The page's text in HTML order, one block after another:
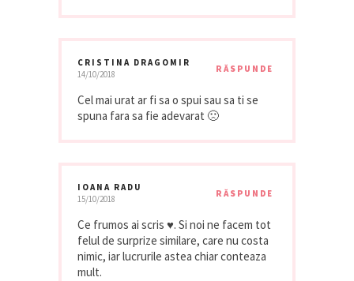
CRISTINA DRAGOMIR
14/10/2018
RĂSPUNDE
Cel mai urat ar fi sa o spui sau sa ti se
spuna fara sa fie adevarat 🙁
IOANA RADU
15/10/2018
RĂSPUNDE
Ce frumos ai scris ♥. Si noi ne facem tot
felul de surprize similare, care nu costa
nimic, iar lucrurile astea chiar conteaza
mult.